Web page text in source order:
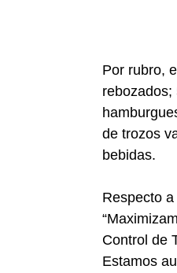
Por rubro,
de trozos
bebidas.
Respecto
Control de
Estamos